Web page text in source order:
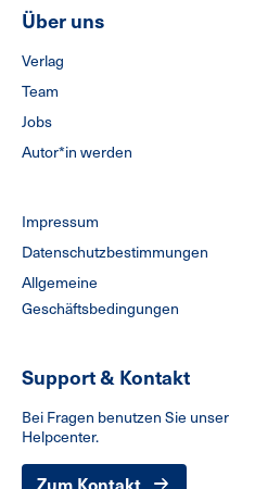
Über uns
Verlag
Team
Jobs
Autor*in werden
Impressum
Datenschutzbestimmungen
Allgemeine
Geschäftsbedingungen
Support & Kontakt
Bei Fragen benutzen Sie unser
Helpcenter.
Zum Kontakt